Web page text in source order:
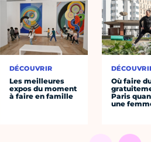
DÉCOUVRIR
Les meilleures
expos du moment
à faire en famille
Où faire
Paris
une